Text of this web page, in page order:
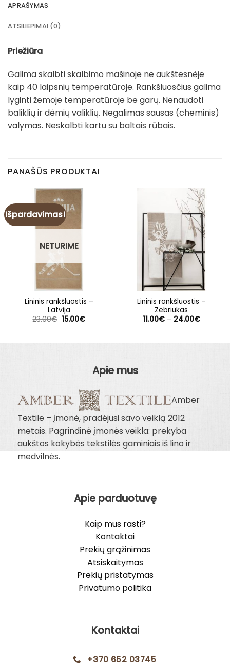
APRAŠYMAS
ATSILIEPIMAI (0)
Priežiūra
Galima skalbti skalbimo mašinoje ne aukštesnėje
kaip 40 laipsnių temperatūroje. Rankšluosčius galima
lyginti žemoje temperatūroje be garų. Nenaudoti
baliklių ir dėmių valiklių. Negalimas sausas (cheminis)
valymas. Neskalbti kartu su baltais rūbais.
PANAŠŪS PRODUKTAI
Išpardavimas!
NETURIME
Lininis rankšluostis –
Latvija
23.00€ Original
15.00€Current
Lininis rankšluostis –
Zebriukas
11.00€ – 24.00€Price
Apie mus
Amber
Textile – įmonė, pradėjusi savo veiklą 2012
metais. Pagrindinė įmonės veikla: prekyba
aukštos kokybės tekstilės gaminiais iš lino ir
medvilnės.
Apie parduotuvę
Kaip mus rasti?
Kontaktai
Prekių grąžinimas
Atsiskaitymas
Prekių pristatymas
Privatumo politika
Kontaktai
+370 652 03745